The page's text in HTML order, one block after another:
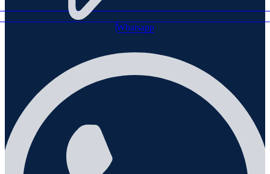
Whatsapp